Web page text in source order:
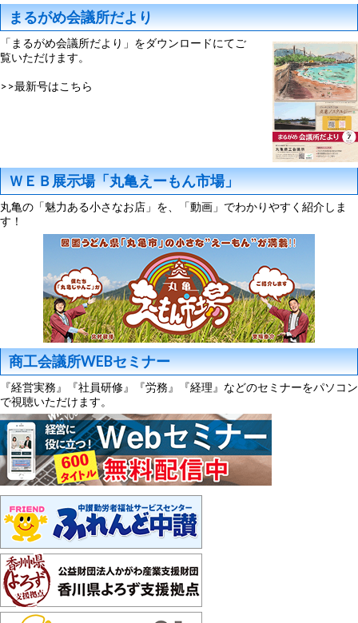
まるがめ会議所だより
「まるがめ会議所だより」をダウンロードにてご
覧いただけます。
>>最新号はこちら
ＷＥＢ展示場「丸亀えーもん市場」
丸亀の「魅力ある小さなお店」を、「動画」でわかりやすく紹介しま
す！
商工会議所WEBセミナー
『経営実務』『社員研修』『労務』『経理』などのセミナーをパソコン
で視聴いただけます。